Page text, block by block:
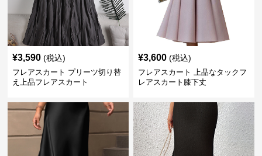
¥3,590 (税込)
フレアスカート プリーツ切り替
え上品フレアスカート
¥3,600 (税込)
フレアスカート 上品なタックフ
レアスカート膝下丈